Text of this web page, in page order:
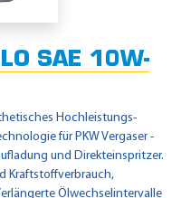
SAE 10W-
Hochleistungs-
für PKW Vergaser -
und Direkteinspritzer.
Kraftstoffverbrauch,
Ölwechselintervalle